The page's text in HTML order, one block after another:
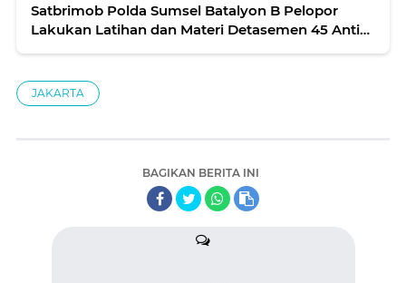
Satbrimob Polda Sumsel Batalyon B Pelopor
Lakukan Latihan dan Materi Detasemen 45 Anti
JAKARTA
BAGIKAN BERITA INI